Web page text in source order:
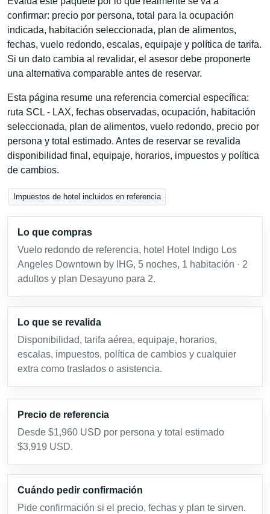
confirmar: precio por persona, total para la ocupación
indicada, habitación seleccionada, plan de alimentos,
fechas, vuelo redondo, escalas, equipaje y política de tarifa.
Si un dato cambia al revalidar, el asesor debe proponerte
una alternativa comparable antes de reservar.
Esta página resume una referencia comercial específica:
ruta SCL - LAX, fechas observadas, ocupación, habitación
seleccionada, plan de alimentos, vuelo redondo, precio por
persona y total estimado. Antes de reservar se revalida
disponibilidad final, equipaje, horarios, impuestos y política
de cambios.
Impuestos de hotel incluidos en referencia
Lo que compras
Vuelo redondo de referencia, hotel Hotel Indigo Los
Angeles Downtown by IHG, 5 noches, 1 habitación · 2
adultos y plan Desayuno para 2.
Lo que se revalida
Disponibilidad, tarifa aérea, equipaje, horarios,
escalas, impuestos, política de cambios y cualquier
extra como traslados o asistencia.
Precio de referencia
Desde $1,960 USD por persona y total estimado
$3,919 USD.
Cuándo pedir confirmación
Pide confirmación si el precio, fechas y plan te sirven.